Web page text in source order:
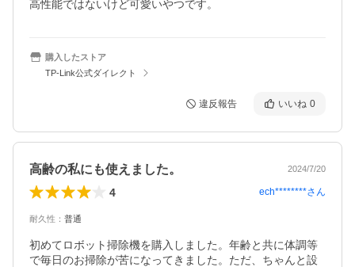
高性能ではないけど可愛いやつです。
購入したストア
TP-Link公式ダイレクト
違反報告 いいね 0
高齢の私にも使えました。 2024/7/20
4 ech********さん
耐久性 ： 普通
初めてロボット掃除機を購入しました。年齢と共に体調等
で毎日のお掃除が苦になってきました。ただ、ちゃんと設